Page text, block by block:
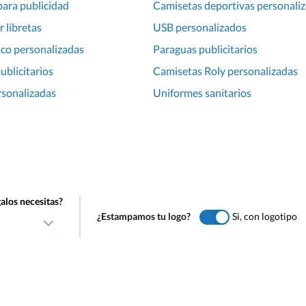
publicidad
Camisetas deportivas
libretas
USB personalizados
personalizadas
Paraguas publicitarios
Camisetas Roly personalizadas
Uniformes sanitarios
necesitas?
¿Estampamos tu logo?
Si, con logotipo